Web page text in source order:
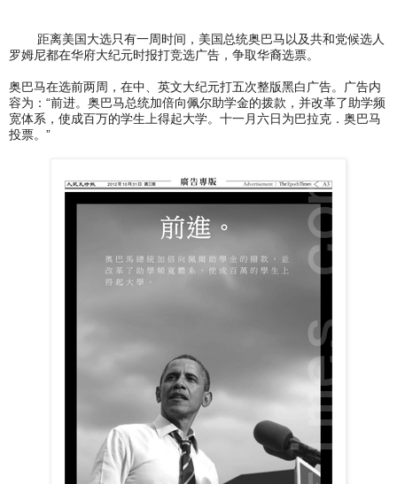
距离美国大选只有一周时间，美国总统奥巴马以及共和党候选人
罗姆尼都在华府大纪元时报打竞选广告，争取华裔选票。
奥巴马在选前两周，在中、英文大纪元打五次整版黑白广告。广告内
容为：“前进。奥巴马总统加倍向佩尔助学金的拨款，并改革了助学频
宽体系，使成百万的学生上得起大学。十一月六日为巴拉克．奥巴马
投票。”